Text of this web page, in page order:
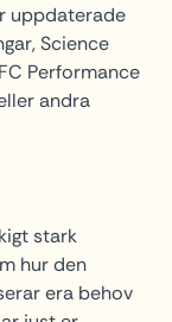
uppdaterade
Science
Performance
andra
stark
hur den
era behov